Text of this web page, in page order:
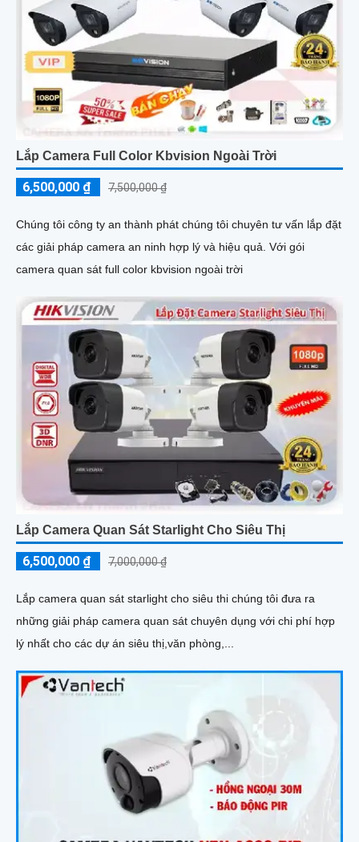
Lắp Camera Full Color Kbvision Ngoài Trời
6,500,000 ₫ 7,500,000 ₫
Chúng tôi công ty an thành phát chúng tôi chuyên tư vấn lắp đặt
các giải pháp camera an ninh hợp lý và hiệu quả. Với gói
camera quan sát full color kbvision ngoài trời
Lắp Camera Quan Sát Starlight Cho Siêu Thị
6,500,000 ₫ 7,000,000 ₫
Lắp camera quan sát starlight cho siêu thi chúng tôi đưa ra
những giải pháp camera quan sát chuyên dụng với chi phí hợp
lý nhất cho các dự án siêu thị,văn phòng,...